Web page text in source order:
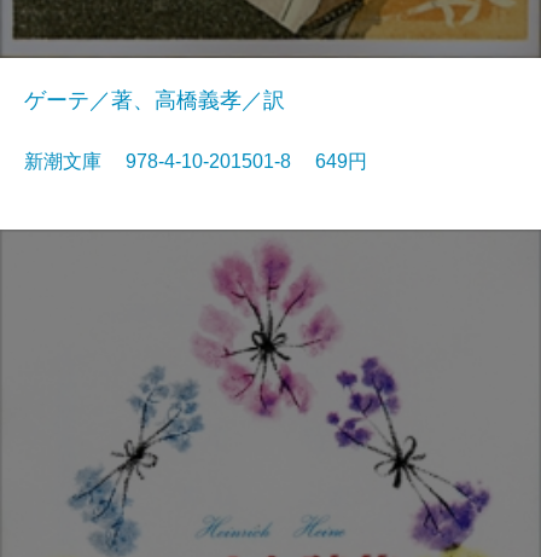
ゲーテ／著、高橋義孝／訳
新潮文庫 978-4-10-201501-8 649円